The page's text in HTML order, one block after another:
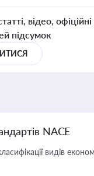
відео,
підсумок
NACE
видів